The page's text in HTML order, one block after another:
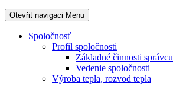
Otevřit navigaci Menu
Spoločnosť
Profil spoločnosti
Základné činnosti správcu
Vedenie spoločnosti
Výroba tepla, rozvod tepla